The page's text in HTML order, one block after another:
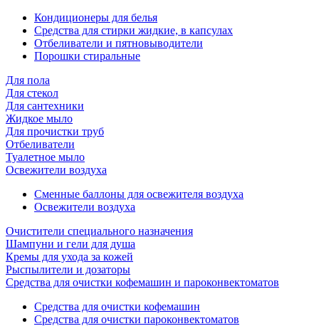
Кондиционеры для белья
Средства для стирки жидкие, в капсулах
Отбеливатели и пятновыводители
Порошки стиральные
Для пола
Для стекол
Для сантехники
Жидкое мыло
Для прочистки труб
Отбеливатели
Туалетное мыло
Освежители воздуха
Сменные баллоны для освежителя воздуха
Освежители воздуха
Очистители специального назначения
Шампуни и гели для душа
Кремы для ухода за кожей
Рыспылители и дозаторы
Cредства для очистки кофемашин и пароконвектоматов
Средства для очистки кофемашин
Cредства для очистки пароконвектоматов